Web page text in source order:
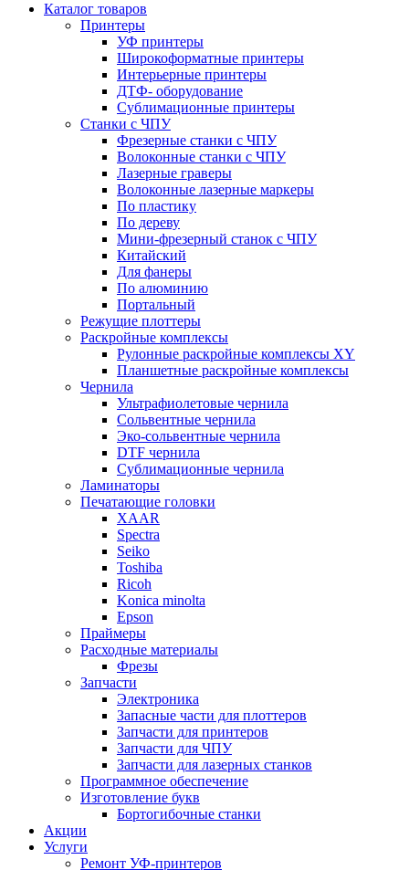
Каталог товаров
Принтеры
УФ принтеры
Широкоформатные принтеры
Интерьерные принтеры
ДТФ- оборудование
Сублимационные принтеры
Станки с ЧПУ
Фрезерные станки с ЧПУ
Волоконные станки с ЧПУ
Лазерные граверы
Волоконные лазерные маркеры
По пластику
По дереву
Мини-фрезерный станок с ЧПУ
Китайский
Для фанеры
По алюминию
Портальный
Режущие плоттеры
Раскройные комплексы
Рулонные раскройные комплексы XY
Планшетные раскройные комплексы
Чернила
Ультрафиолетовые чернила
Сольвентные чернила
Эко-сольвентные чернила
DTF чернила
Сублимационные чернила
Ламинаторы
Печатающие головки
XAAR
Spectra
Seiko
Toshiba
Ricoh
Konica minolta
Epson
Праймеры
Расходные материалы
Фрезы
Запчасти
Электроника
Запасные части для плоттеров
Запчасти для принтеров
Запчасти для ЧПУ
Запчасти для лазерных станков
Программное обеспечение
Изготовление букв
Бортогибочные станки
Акции
Услуги
Ремонт УФ-принтеров